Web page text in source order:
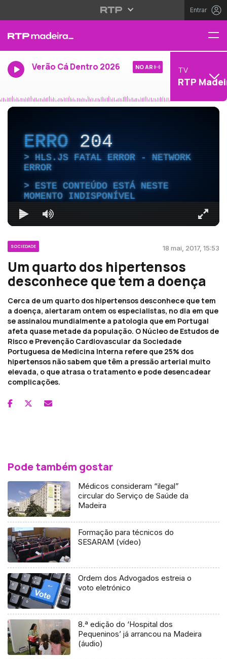
Entrar
Verão Cá Dentro 2026 NO AR TV
RTP
ERRO204
HLS.JS FATAL ERROR - NETWORK
ERROR
ESTE CONTEÚDO ESTÁ NESTE
MOMENTO INDISPONÍVEL
SOCIEDADE 18 mai, 2017, 15:53
Um quarto dos hipertensos
desconhece que tem a doença
Cerca de um quarto dos hipertensos desconhece que tem
a doença, alertaram ontem os especialistas, no dia em que
se assinalou mundialmente a patologia que em Portugal
afeta quase metade da população. O Núcleo de Estudos de
Risco e Prevenção Cardiovascular da Sociedade
Portuguesa de Medicina Interna refere que 25% dos
hipertensos não sabem que têm a pressão arterial muito
elevada, o que atrasa o tratamento e pode desencadear
complicações.
Pode também gostar
Médicos consideram “ilegal”
circular do Serviço de Saúde da
Madeira
Formação para técnicos do
SESARAM (vídeo)
Ordem dos Advogados estreia o
voto eletrónico
8.ª edição do ‘Hospital dos
Pequeninos’ já arrancou na Madeira
(áudio)